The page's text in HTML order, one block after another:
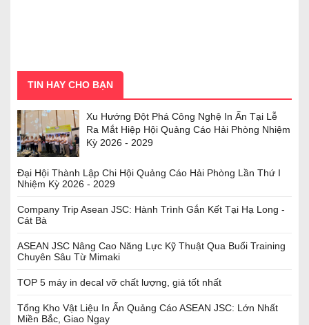
TIN HAY CHO BẠN
Xu Hướng Đột Phá Công Nghệ In Ấn Tại Lễ
Ra Mắt Hiệp Hội Quảng Cáo Hải Phòng Nhiệm
Kỳ 2026 - 2029
Đại Hội Thành Lập Chi Hội Quảng Cáo Hải Phòng Lần Thứ I
Nhiệm Kỳ 2026 - 2029
Company Trip Asean JSC: Hành Trình Gắn Kết Tại Hạ Long -
Cát Bà
ASEAN JSC Nâng Cao Năng Lực Kỹ Thuật Qua Buổi Training
Chuyên Sâu Từ Mimaki
TOP 5 máy in decal vỡ chất lượng, giá tốt nhất
Tổng Kho Vật Liệu In Ấn Quảng Cáo ASEAN JSC: Lớn Nhất
Miền Bắc, Giao Ngay